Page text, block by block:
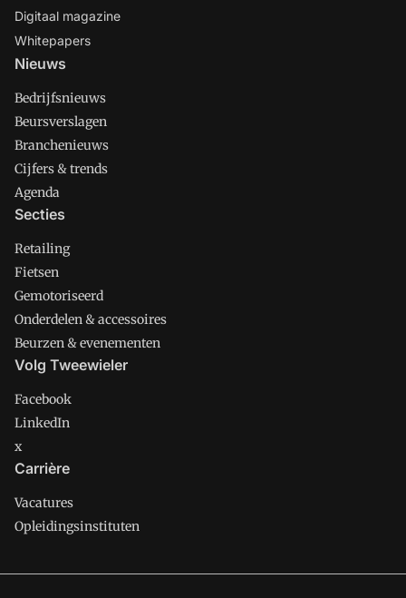
Digitaal magazine
Whitepapers
Nieuws
Bedrijfsnieuws
Beursverslagen
Branchenieuws
Cijfers & trends
Agenda
Secties
Retailing
Fietsen
Gemotoriseerd
Onderdelen & accessoires
Beurzen & evenementen
Volg Tweewieler
Facebook
LinkedIn
x
Carrière
Vacatures
Opleidingsinstituten